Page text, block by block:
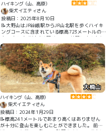
ハイキング（山、高原）
柴犬イエティさん
投稿日：2025年8月10日
📝大野山はJR谷峨駅からJR山北駅を歩くハイキ
ングコースに含まれている標高723メートルの
山です⛰️ 山頂付近は開けていて綺麗に富士山を
望むことができます🔭 山頂の近くまで車で登れ
るのでちょっとした気分転換にもいい場所でし
た👍✨
大楠山
ハイキング（山、高原）
柴犬イエティさん
投稿日：2024年1月29日
📝標高241メートルであまり高くはありません
が十分に登山を楽しむことができました。 前田
橋コースを使って登り、1時間半くらいで頂上に